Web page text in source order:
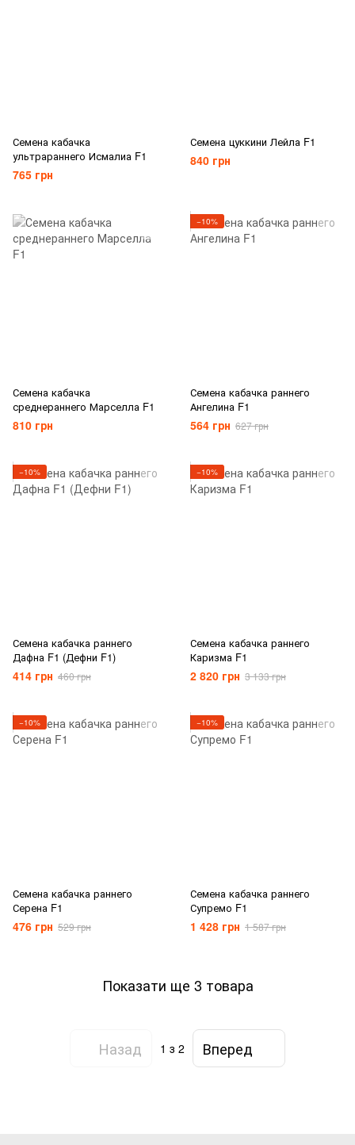
Семена кабачка
ультрараннего Исмалиа F1
765 грн
Семена цуккини Лейла F1
840 грн
Семена кабачка
среднераннего Марселла F1
810 грн
−10%
Семена кабачка раннего
Ангелина F1
564 грн 627 грн
−10%
Семена кабачка раннего
Дафна F1 (Дефни F1)
414 грн 460 грн
−10%
Семена кабачка раннего
Каризма F1
2 820 грн 3 133 грн
−10%
Семена кабачка раннего
Серена F1
476 грн 529 грн
−10%
Семена кабачка раннего
Супремо F1
1 428 грн 1 587 грн
Показати ще 3 товара
Назад 1 з 2 Вперед